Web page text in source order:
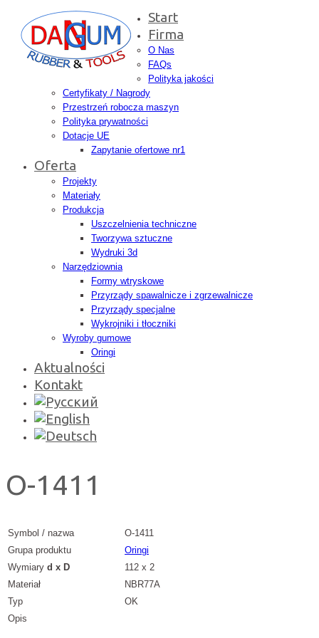
Start
Firma
O Nas
FAQs
Polityka jakości
Certyfikaty / Nagrody
Przestrzeń robocza maszyn
Polityka prywatności
Dotacje UE
Zapytanie ofertowe nr1
Oferta
Projekty
Materiały
Produkcja
Uszczelnienia techniczne
Tworzywa sztuczne
Wydruki 3d
Narzędziownia
Formy wtryskowe
Przyrządy spawalnicze i zgrzewalnicze
Przyrządy specjalne
Wykrojniki i tłoczniki
Wyroby gumowe
Oringi
Aktualności
Kontakt
O-1411
Symbol / nazwa
O-1411
Grupa produktu
Oringi
Wymiary d x D
112 x 2
Materiał
NBR77A
Typ
OK
Opis